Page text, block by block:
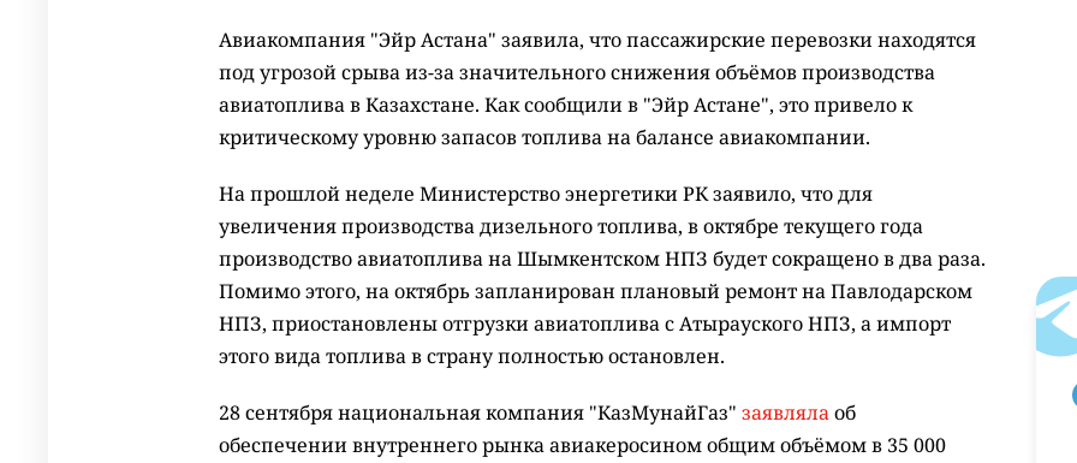
Авиакомпания "Эйр Астана" заявила, что пассажирские перевозки находятся
под угрозой срыва из-за значительного снижения объёмов производства
авиатоплива в Казахстане. Как сообщили в "Эйр Астане", это привело к
критическому уровню запасов топлива на балансе авиакомпании.
На прошлой неделе Министерство энергетики РК заявило, что для
увеличения производства дизельного топлива, в октябре текущего года
производство авиатоплива на Шымкентском НПЗ будет сокращено в два раза.
Помимо этого, на октябрь запланирован плановый ремонт на Павлодарском
НПЗ, приостановлены отгрузки авиатоплива с Атырауского НПЗ, а импорт
этого вида топлива в страну полностью остановлен.
28 сентября национальная компания "КазМунайГаз" заявлялаоб
обеспечении внутреннего рынка авиакеросином общим объёмом в 35 000